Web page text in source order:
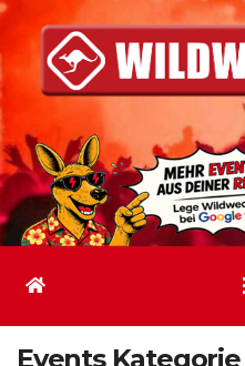
Inhalt
springen
Events